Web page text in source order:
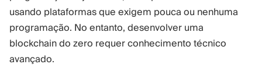
usando plataformas que exigem pouca ou nenhuma
programação. No entanto, desenvolver uma
blockchain do zero requer conhecimento técnico
avançado.